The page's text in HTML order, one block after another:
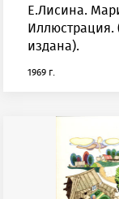
Е.Лисина.
Иллюстрация.
издана).
1969 г.